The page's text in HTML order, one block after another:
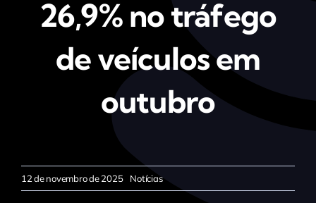
26,9% no tráfego
de veículos em
outubro
12 de novembro de 2025 Notícias